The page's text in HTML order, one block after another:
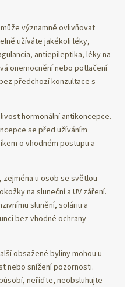
významně ovlivňovat
užíváte jakékoli léky,
antiepileptika, léky na
onemocnění nebo potlačení
předchozí konzultace s
hormonální antikoncepce.
se před užíváním
o vhodném postupu a
u osob se světlou
na sluneční a UV záření.
slunění, soláriu a
bez vhodné ochrany
obsažené byliny mohou u
nebo snížení pozornosti.
neřiďte, neobsluhujte